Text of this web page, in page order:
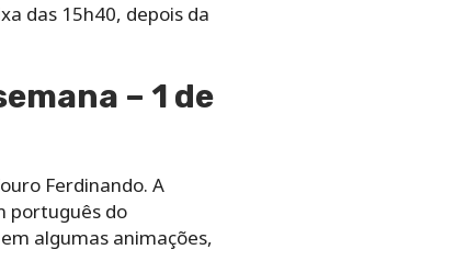
das 15h40, depois da
– 1 de
Ferdinando. A
português do
algumas animações,